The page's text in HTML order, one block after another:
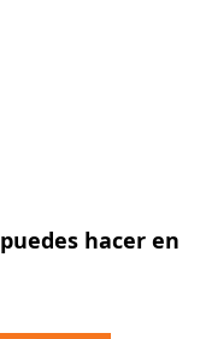
hacer en